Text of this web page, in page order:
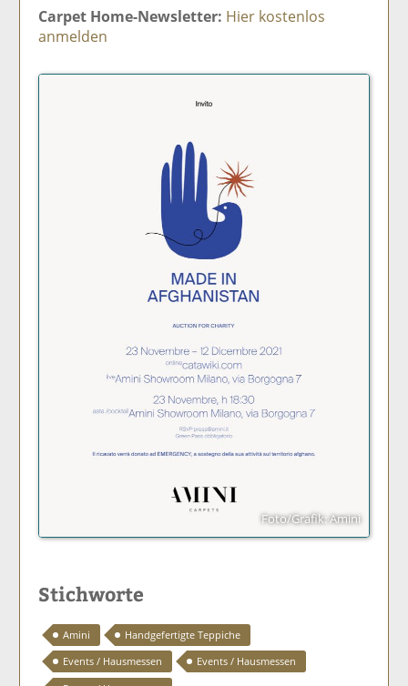
Carpet Home-Newsletter: Hier kostenlos
anmelden
Foto/Grafik: Amini
Stichworte
Amini
Handgefertigte Teppiche
Events / Hausmessen
Events / Hausmessen